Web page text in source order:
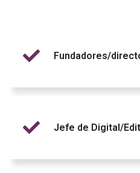
Fundadores/
Jefe de Digital/